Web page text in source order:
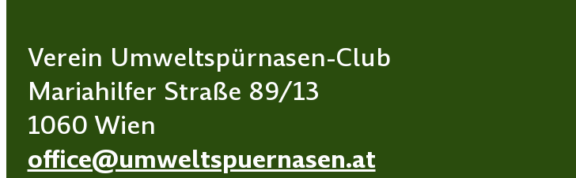
Verein Umweltspürnasen-Club
Mariahilfer Straße 89/13
1060 Wien
office@umweltspuernasen.at